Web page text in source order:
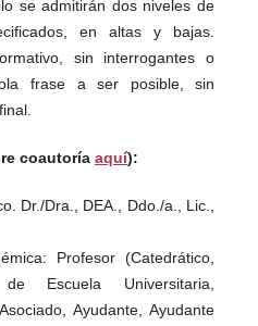
se admitirán dos niveles de
en altas y bajas.
sin interrogantes o
frase a ser posible, sin
coautoría aquí):
Dr./Dra., DEA., Ddo./a., Lic.,
Profesor (Catedrático,
Escuela Universitaria,
Ayudante, Ayudante